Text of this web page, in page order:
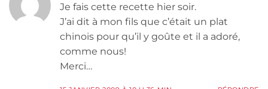
Je fais cette recette hier soir.
J’ai dit à mon fils que c’était un plat
chinois pour qu’il y goûte et il a adoré,
comme nous!
Merci…